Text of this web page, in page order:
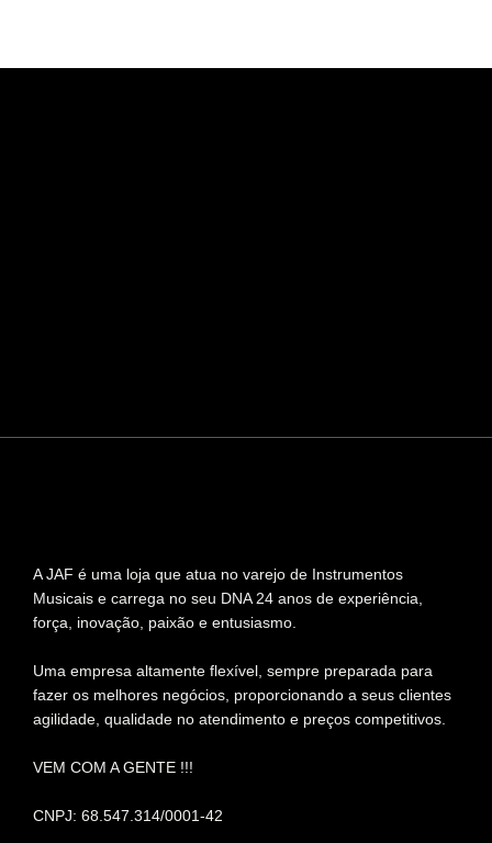
A JAF é uma loja que atua no varejo de Instrumentos
Musicais e carrega no seu DNA 24 anos de experiência,
força, inovação, paixão e entusiasmo.
Uma empresa altamente flexível, sempre preparada para
fazer os melhores negócios, proporcionando a seus clientes
agilidade, qualidade no atendimento e preços competitivos.
VEM COM A GENTE !!!
CNPJ: 68.547.314/0001-42